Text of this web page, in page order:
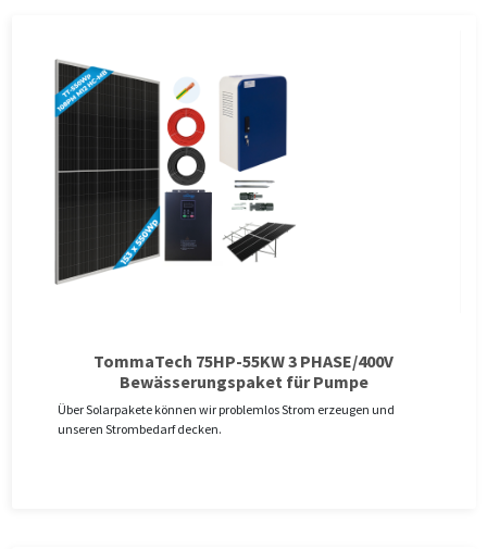
TommaTech 75HP-55KW 3 PHASE/400V
Bewässerungspaket für Pumpe
Über Solarpakete können wir problemlos Strom erzeugen und
unseren Strombedarf decken.